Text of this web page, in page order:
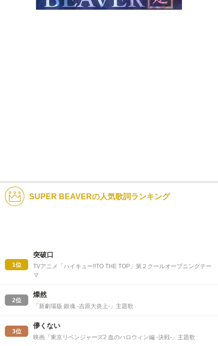
SUPER BEAVERの人気歌詞ランキング
1位
突破口
TVアニメ「ハイキュー!!TO THE TOP」第２クールオープニングテー
マ
2位
燦然
「新劇場版 銀魂 -吉原大炎上-」主題歌
3位
儚くない
映画「東京リベンジャーズ2 血のハロウィン編 -決戦-」主題歌